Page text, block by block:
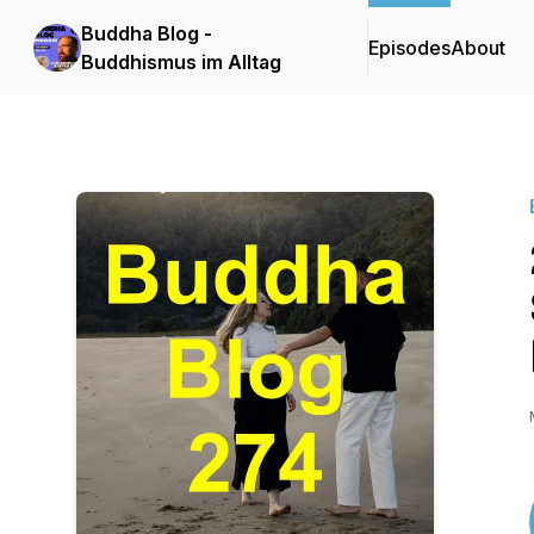
Buddha Blog -
Buddhismus im Alltag
EpisodesAbout